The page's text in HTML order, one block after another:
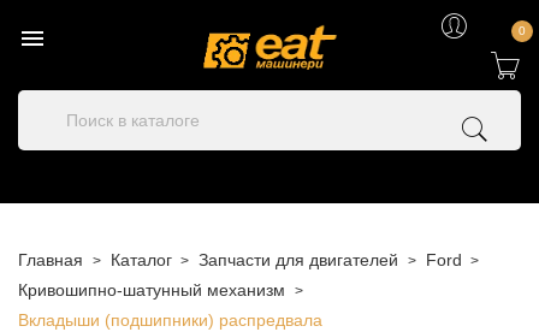
 0
Главная Каталог Запчасти для двигателей
Ford
Кривошипно-шатунный механизм
Вкладыши (подшипники) распредвала